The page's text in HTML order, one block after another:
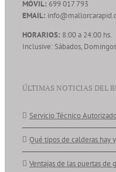
MÓVIL: 699 017 793
EMAIL:
HORARIOS: 8:00 a 24:00 hs.
Inclusive: Sábados,
ÚLTIMAS NOTICIAS DEL
Servicio Técnico
Qué tipos de calderas hay
Ventajas de las puertas de